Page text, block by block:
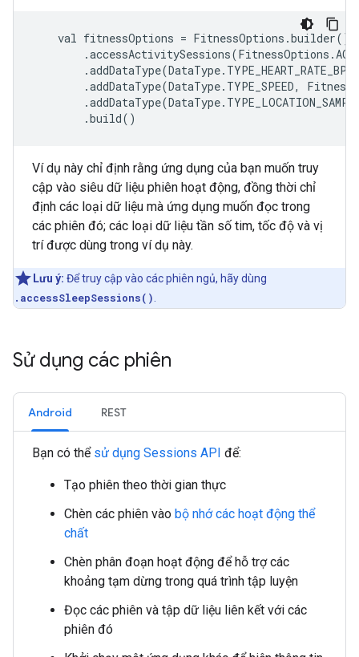
    val fitnessOptions = FitnessOptions.builder()
.addDataType(DataType.TYPE_SPEED,
Ví dụ này chỉ định rằng ứng dụng của bạn muốn truy
cập vào siêu dữ liệu phiên hoạt động, đồng thời chỉ
định các loại dữ liệu mà ứng dụng muốn đọc trong
các phiên đó; các loại dữ liệu tần số tim, tốc độ và vị
trí được dùng trong ví dụ này.
Lưu ý: Để truy cập vào các phiên ngủ, hãy dùng
.accessSleepSessions()
Sử dụng các phiên
Android REST
Bạn có thể sử dụng Sessions API để:
Tạo phiên theo thời gian thực
Chèn các phiên vào bộ nhớ các hoạt động thể
chất
Chèn phân đoạn hoạt động để hỗ trợ các
khoảng tạm dừng trong quá trình tập luyện
Đọc các phiên và tập dữ liệu liên kết với các
phiên đó